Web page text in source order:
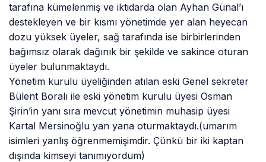
tarafına kümelenmiş ve iktidarda olan Ayhan Günal’ı
destekleyen ve bir kısmı yönetimde yer alan heyecan
dozu yüksek üyeler, sağ tarafında ise birbirlerinden
bağımsız olarak dağınık bir şekilde ve sakince oturan
üyeler bulunmaktaydı.
Yönetim kurulu üyeliğinden atılan eski Genel sekreter
Bülent Boralı ile eski yönetim kurulu üyesi Osman
Şirin’in yanı sıra mevcut yönetimin muhasip üyesi
Kartal Mersinoğlu yan yana oturmaktaydı.(umarım
isimleri yanlış öğrenmemişimdir. Çünkü bir iki kaptan
dışında kimseyi tanımıyordum)